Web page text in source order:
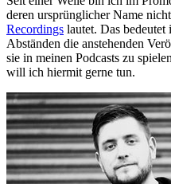
deren ursprünglicher Name
Recordings lautet. Das
Abständen die anstehenden
sie in meinen Podcasts zu
will ich hiermit gerne tun.